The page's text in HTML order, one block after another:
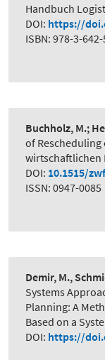
Handbuch
DOI: https://
ISBN: 978-3-
Buchholz, M.;
of
wirtschaftlichen
DOI: 10.1515/
ISSN: 0947-0085
Demir, M.,
Systems
Planning: A
Based on a
DOI: https://